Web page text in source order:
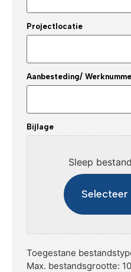
Projectlocatie
Aanbesteding/
Bijlage
Sleep
Toegestane
Max. bestandsgrootte: